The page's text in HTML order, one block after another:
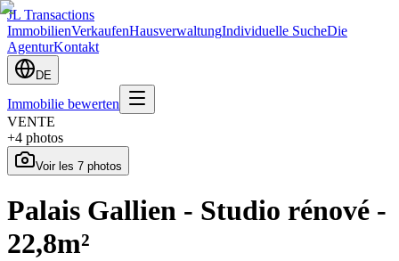
JL Transactions
ImmobilienVerkaufenHausverwaltungIndividuelle SucheDie
AgenturKontakt
DE
Immobilie bewerten
VENTE
+4 photos
Voir les 7 photos
Palais Gallien - Studio rénové -
22,8m²